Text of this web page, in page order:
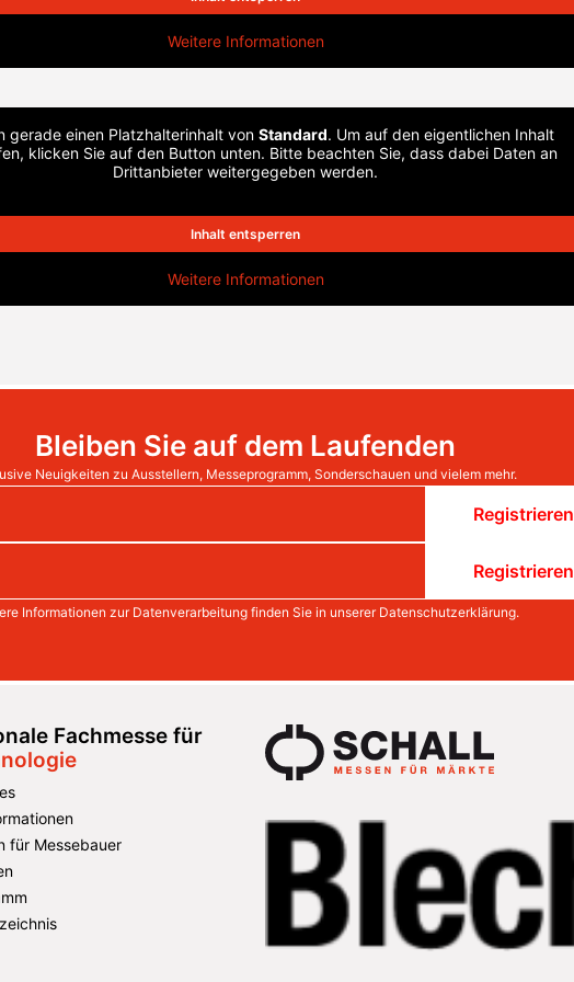
Weitere Informationen
gerade einen Platzhalterinhalt von Standard. Um auf den eigentlichen Inhalt
klicken Sie auf den Button unten. Bitte beachten Sie, dass dabei Daten an
Drittanbieter weitergegeben werden.
Inhalt entsperren
Weitere Informationen
Bleiben Sie auf dem Laufenden
Neuigkeiten zu Ausstellern, Messeprogramm, Sonderschauen und vielem mehr.
Registrieren
Registrieren
Informationen zur Datenverarbeitung finden Sie in unserer Datenschutzerklärung.
Fachmesse für
für Messebauer